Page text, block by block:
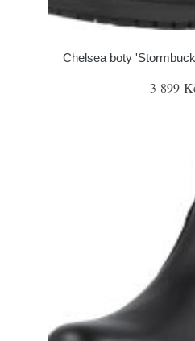
Chelsea boty
3 899